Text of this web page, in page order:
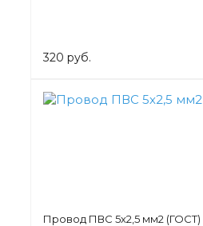
320 руб.
Провод ПВС 5х2,5 мм2 (ГОСТ)